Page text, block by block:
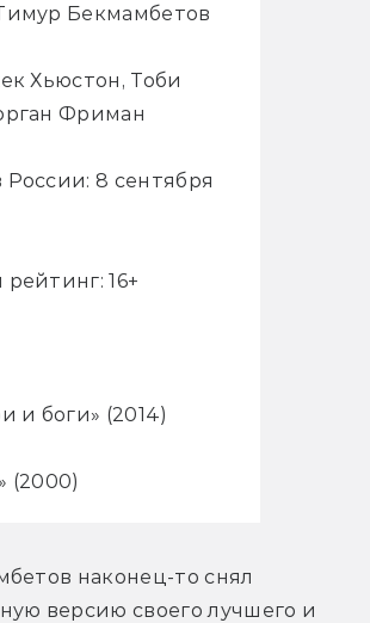
Бекмамбетов
Хьюстон, Тоби
Фриман
8 сентября
16+
и боги» (2014)
(2000)
наконец-то снял
версию своего лучшего и